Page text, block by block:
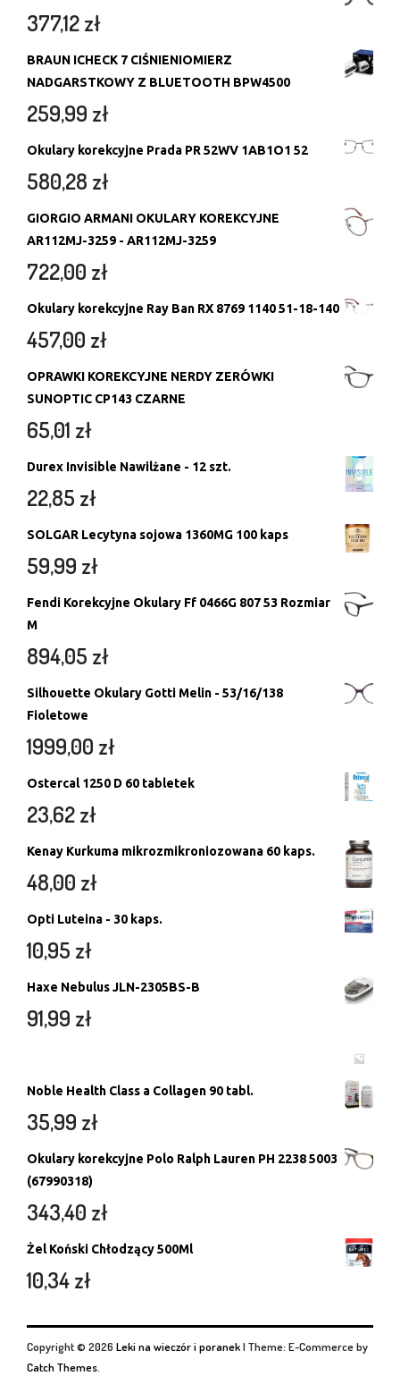
377,12zł
BRAUN ICHECK 7 CIŚNIENIOMIERZ
NADGARSTKOWY Z BLUETOOTH BPW4500
259,99 zł
Okulary korekcyjne Prada PR 52WV 1AB1O1 52
580,28 zł
GIORGIO ARMANI OKULARY KOREKCYJNE
AR112MJ-3259 - AR112MJ-3259
722,00 zł
Okulary korekcyjne Ray Ban RX 8769 1140 51-18-140
457,00 zł
OPRAWKI KOREKCYJNE NERDY ZERÓWKI
SUNOPTIC CP143 CZARNE
65,01 zł
Durex Invisible Nawilżane - 12 szt.
22,85 zł
SOLGAR Lecytyna sojowa 1360MG 100 kaps
59,99 zł
Fendi Korekcyjne Okulary Ff 0466G 807 53 Rozmiar
M
894,05 zł
Silhouette Okulary Gotti Melin - 53/16/138
Fioletowe
1999,00 zł
Ostercal 1250 D 60 tabletek
23,62zł
Kenay Kurkuma mikrozmikroniozowana 60 kaps.
48,00 zł
Opti Luteina - 30 kaps.
10,95 zł
Haxe Nebulus JLN-2305BS-B
91,99 zł
Noble Health Class a Collagen 90 tabl.
35,99 zł
Okulary korekcyjne Polo Ralph Lauren PH 2238 5003
(67990318)
343,40 zł
Żel Koński Chłodzący 500Ml
10,34zł
Copyright © 2026 Leki na wieczór i poranek| Theme: E-Commerce by
Catch Themes